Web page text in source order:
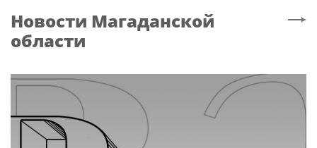
Новости Магаданской
области